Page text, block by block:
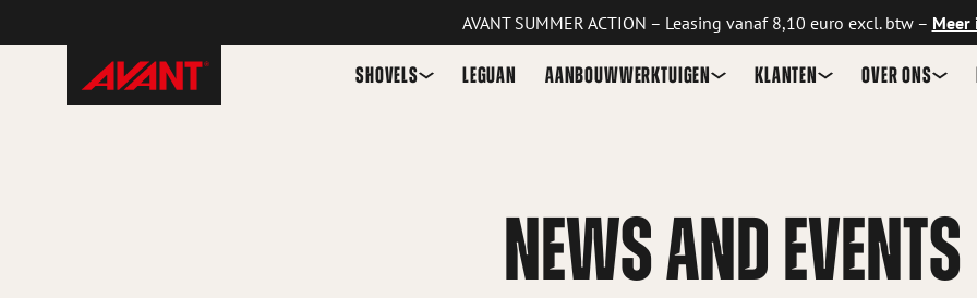
AVANT SUMMER ACTION – Leasing vanaf 8,10 euro excl. btw – Meer
Avant
Tecno
Netherlands
SHOVELS LEGUAN AANBOUWWERKTUIGEN KLANTEN OVER ONS
NEWS AND EVENTS